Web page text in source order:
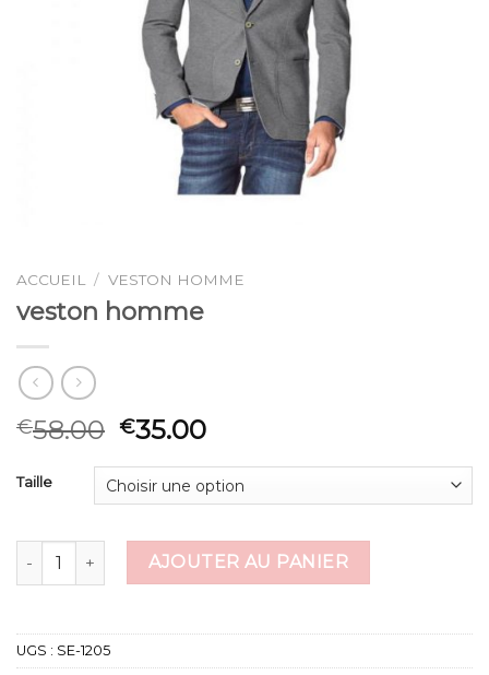
ACCUEIL / VESTON HOMME
veston homme
€58.00 €35.00
Taille
quantité de veston hommeAJOUTER AU PANIER
UGS : SE-1205